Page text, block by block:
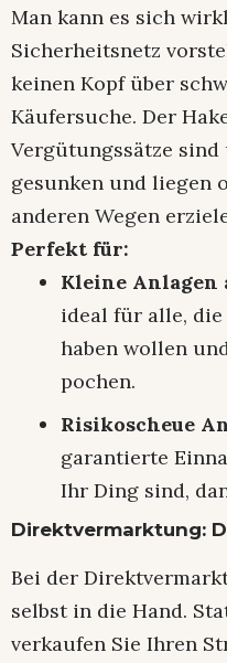
Man kann es sich
Sicherheitsnetz
keinen Kopf über
Käufersuche. Der
Vergütungssätze
gesunken und liegen
anderen Wegen
Perfekt für:
Kleine Anlagen
ideal für alle,
haben wollen
pochen.
Risikoscheue
garantierte
Ihr Ding sind,
Direktvermarktung:
Bei der
selbst in die Hand.
verkaufen Sie Ihren